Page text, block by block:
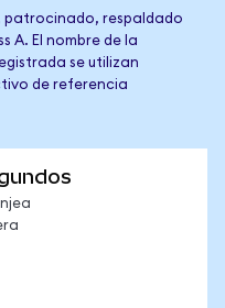
patrocinado, respaldado
A. El nombre de la
se utilizan
de referencia